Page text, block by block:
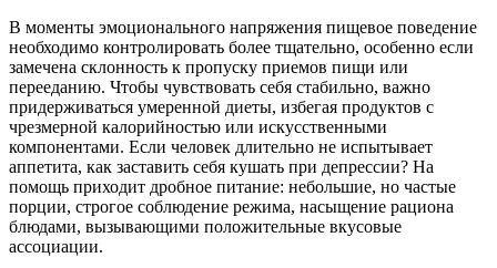
В моменты эмоционального напряжения пищевое поведение
необходимо контролировать более тщательно, особенно если
замечена склонность к пропуску приемов пищи или
перееданию. Чтобы чувствовать себя стабильно, важно
придерживаться умеренной диеты, избегая продуктов с
чрезмерной калорийностью или искусственными
компонентами. Если человек длительно не испытывает
аппетита, как заставить себя кушать при депрессии? На
помощь приходит дробное питание: небольшие, но частые
порции, строгое соблюдение режима, насыщение рациона
блюдами, вызывающими положительные вкусовые
ассоциации.